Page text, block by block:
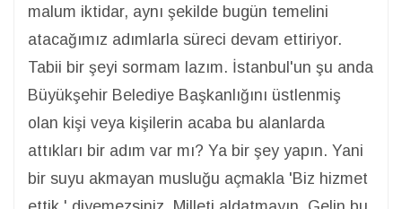
malum iktidar, aynı şekilde bugün temelini
atacağımız adımlarla süreci devam ettiriyor.
Tabii bir şeyi sormam lazım. İstanbul'un şu anda
Büyükşehir Belediye Başkanlığını üstlenmiş
olan kişi veya kişilerin acaba bu alanlarda
attıkları bir adım var mı? Ya bir şey yapın. Yani
bir suyu akmayan musluğu açmakla 'Biz hizmet